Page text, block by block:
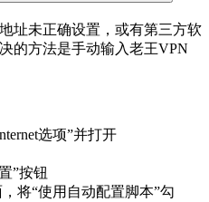
址未正确设置，或有第三方软
的方法是手动输入老王VPN
选项”并打开
”按钮
将“使用自动配置脚本”勾